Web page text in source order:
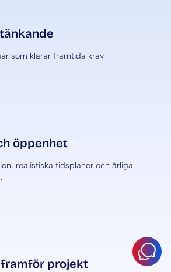
som klarar framtida krav.
öppenhet
realistiska tidsplaner och ärliga
projekt